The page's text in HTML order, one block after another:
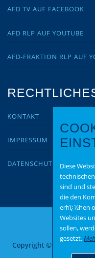
AFD TV AUF FACEBOOK
AFD RLP AUF YOUTUBE
AFD-FRAKTION RLP AUF
KONTAKT
IMPRESSUM
DATENSCHUTZ
Copyright © 2026 AfD
Diese
sind und
die den
erhï¿½hen
Websites
sollen,
gesetzt.